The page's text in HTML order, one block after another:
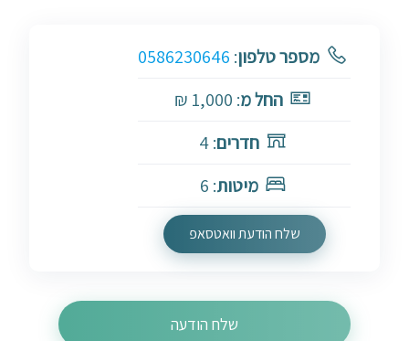
מספר טלפון:
0586230646
החל מ: 1,000 ₪
חדרים: 4
מיטות: 6
שלח הודעת וואטסאפ
שלח הודעה